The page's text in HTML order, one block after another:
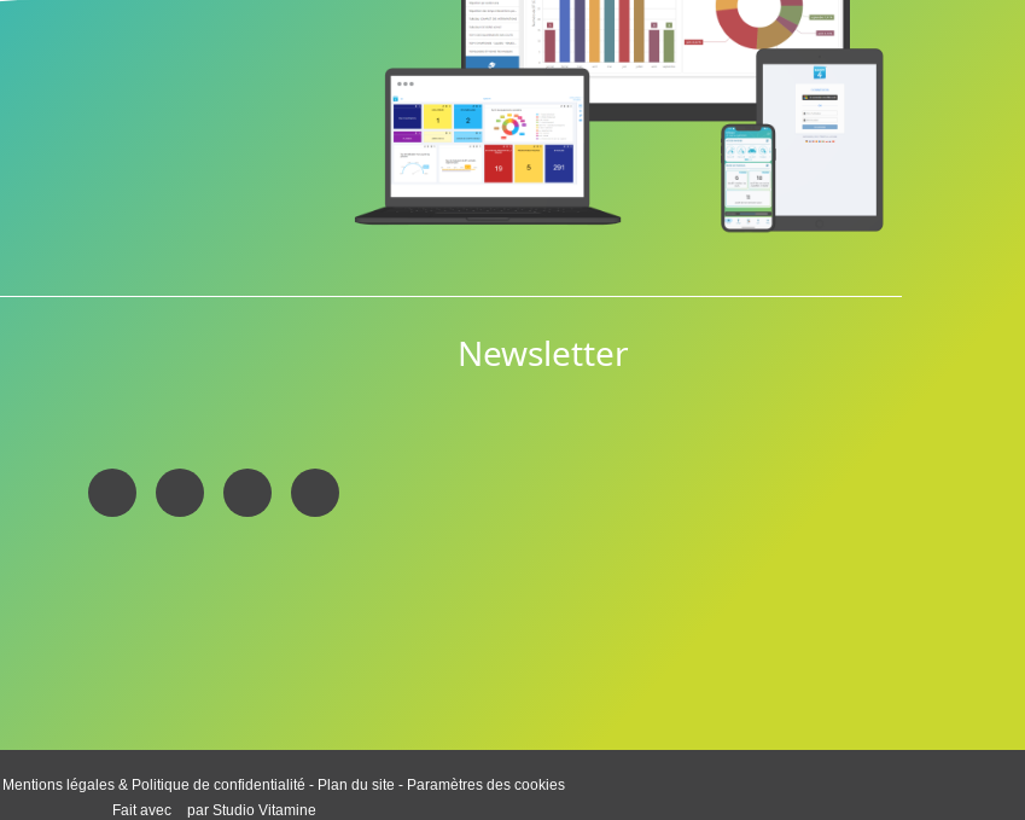
Newsletter
Mentions légales & Politique de confidentialité - Plan du site - Paramètres des cookies
Fait avec
par Studio Vitamine